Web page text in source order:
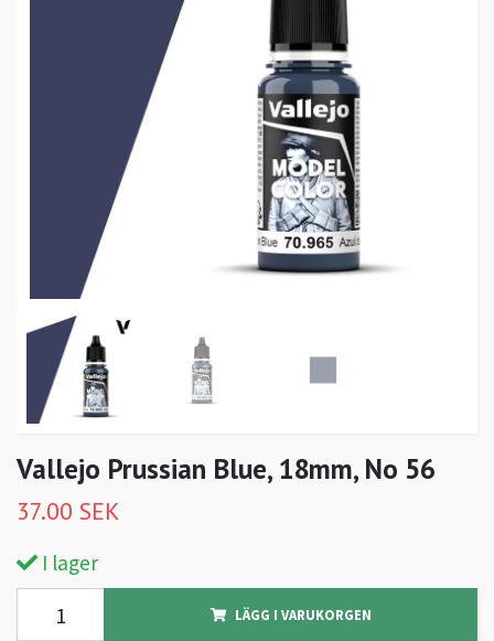
Vallejo Prussian Blue, 18mm, No 56
37.00 SEK
I lager
LÄGG I VARUKORGEN